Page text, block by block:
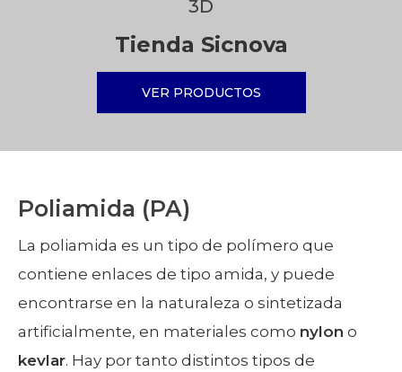
3D
Tienda Sicnova
VER PRODUCTOS
Poliamida (PA)
La poliamida es un tipo de polímero que
contiene enlaces de tipo amida, y puede
encontrarse en la naturaleza o sintetizada
artificialmente, en materiales como nylon o
kevlar. Hay por tanto distintos tipos de